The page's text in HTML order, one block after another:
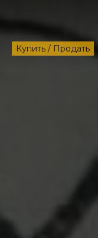
Купить / Продать